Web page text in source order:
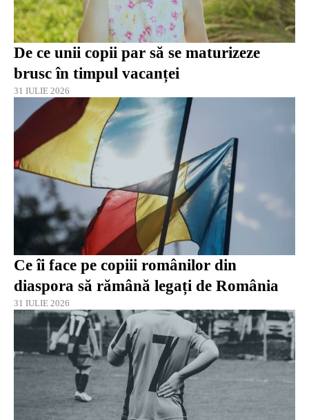
De ce unii copii par să se maturizeze
brusc în timpul vacanței
31 IULIE 2026
Ce îi face pe copiii românilor din
diaspora să rămână legați de România
31 IULIE 2026